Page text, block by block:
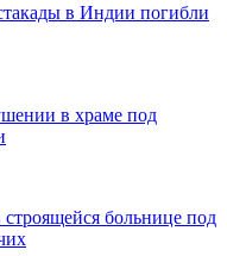
в Индии погибли
в храме под
больнице под